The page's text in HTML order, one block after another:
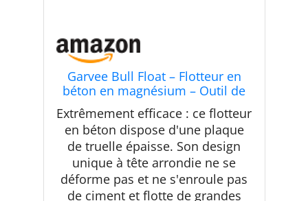
Garvee Bull Float – Flotteur en
béton en magnésium – Outil de
flotteur en béton en alliage
d'aluminium de 122 x 20,3 cm,
avec 4 poignées et support de
taureau – Kit de finition de béton
pour finition
Extrêmement efficace : ce flotteur
en béton dispose d'une plaque
de truelle épaisse. Son design
unique à tête arrondie ne se
déforme pas et ne s'enroule pas
de ciment et flotte de grandes